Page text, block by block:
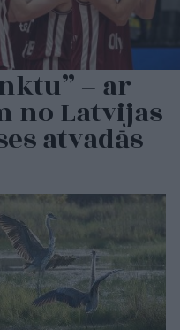
– ar
no Latvijas
atvadās